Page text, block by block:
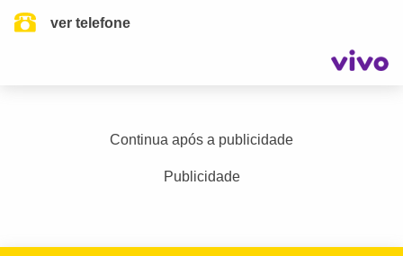
ver telefone
Continua após a publicidade
Publicidade